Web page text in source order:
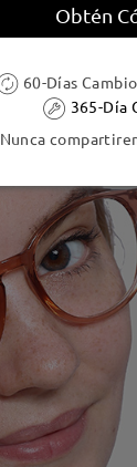
Obtén
60-Días
365-Día
Nunca